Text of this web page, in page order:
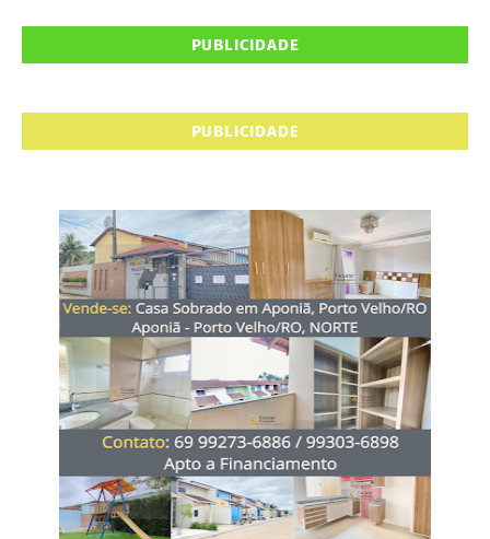
PUBLICIDADE
PUBLICIDADE